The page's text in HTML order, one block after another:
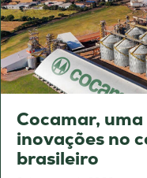
Cocamar,
inovações no
brasileiro